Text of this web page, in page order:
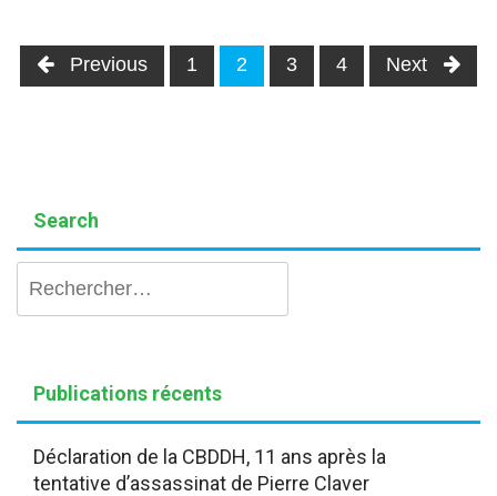
Posts
navigation
Previous 1 2 3 4 Next
Search
Publications récents
Déclaration de la CBDDH, 11 ans après la
tentative d’assassinat de Pierre Claver